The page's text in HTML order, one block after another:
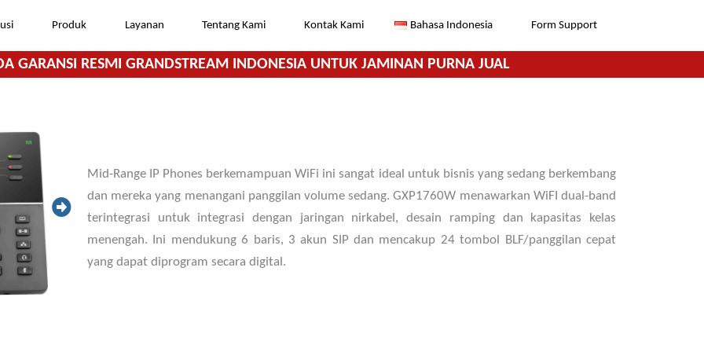
Produk Layanan Tentang Kami Kontak Kami Bahasa Indonesia Form Support
GARANSI RESMI GRANDSTREAM INDONESIA UNTUK JAMINAN PURNA JUAL
Mid-Range IP Phones berkemampuan WiFi ini sangat ideal untuk bisnis yang sedang berkembang
dan mereka yang menangani panggilan volume sedang. GXP1760W menawarkan WiFI dual-band
terintegrasi untuk integrasi dengan jaringan nirkabel, desain ramping dan kapasitas kelas
menengah. Ini mendukung 6 baris, 3 akun SIP dan mencakup 24 tombol BLF/panggilan cepat
yang dapat diprogram secara digital.